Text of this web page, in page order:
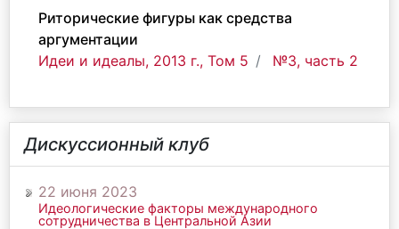
Риторические фигуры как средства
аргументации
Идеи и идеалы, 2013 г., Том 5
№3, часть 2
Дискуссионный клуб
22 июня 2023
Идеологические факторы международного
сотрудничества в Центральной Азии